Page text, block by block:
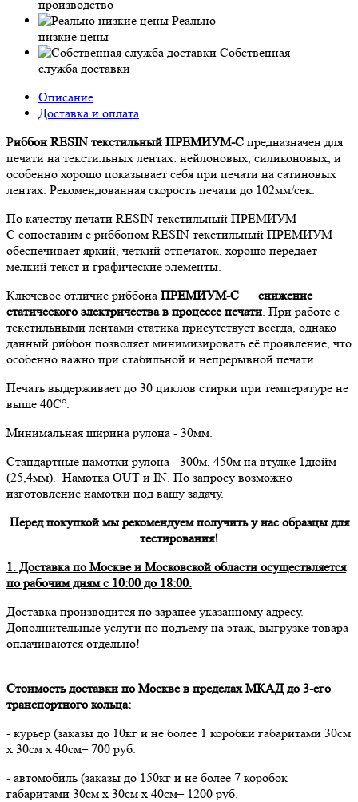
производство
Реально
низкие цены
Собственная
служба доставки
Описание
Доставка и оплата
Риббон RESIN текстильный ПРЕМИУМ-C предназначен для
печати на текстильных лентах: нейлоновых, силиконовых, и
особенно хорошо показывает себя при печати на сатиновых
лентах. Рекомендованная скорость печати до 102мм/сек.
По качеству печати RESIN текстильный ПРЕМИУМ-
C сопоставим с риббоном RESIN текстильный ПРЕМИУМ -
обеспечивает яркий, чёткий отпечаток, хорошо передаёт
мелкий текст и графические элементы.
Ключевое отличие риббона ПРЕМИУМ-C—снижение
статического электричества в процессе печати . При работе с
текстильными лентами статика присутствует всегда, однако
данный риббон позволяет минимизировать её проявление, что
особенно важно при стабильной и непрерывной печати.
Печать выдерживает до 30 циклов стирки при температуре не
выше 40С°.
Минимальная ширина рулона - 30мм.
Стандартные намотки рулона - 300м, 450м на втулке 1дюйм
(25,4мм). Намотка OUT и IN. По запросу возможно
изготовление намотки под вашу задачу.
Перед покупкой мы рекомендуем получить у нас образцы для
тестирования!
1. Доставка по Москве и Московской области осуществляется
по рабочим дням с 10:00 до 18:00.
Доставка производится по заранее указанному адресу.
Дополнительные услуги по подъёму на этаж, выгрузке товара
оплачиваются отдельно!
Стоимость доставки по Москве в пределах МКАД до 3-его
транспортного кольца:
- курьер (заказы до 10кг и не более 1 коробки габаритами 30см
х 30см х 40см– 700 руб.
- автомобиль (заказы до 150кг и не более 7 коробок
габаритами 30см х 30см х 40см– 1200 руб.